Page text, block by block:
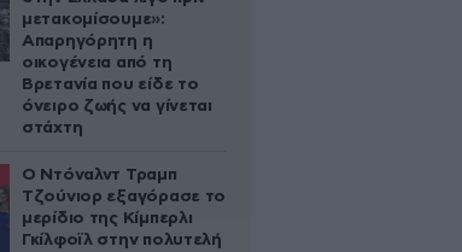
μετακομίσουμε»:
Απαρηγόρητη η
οικογένεια από τη
Βρετανία που είδε το
όνειρο ζωής να γίνεται
στάχτη
Ο Ντόναλντ Τραμπ
Τζούνιορ εξαγόρασε το
μερίδιο της Κίμπερλι
Γκίλφοϊλ στην πολυτελή